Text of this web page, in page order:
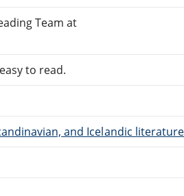
Team at
to read.
and Icelandic